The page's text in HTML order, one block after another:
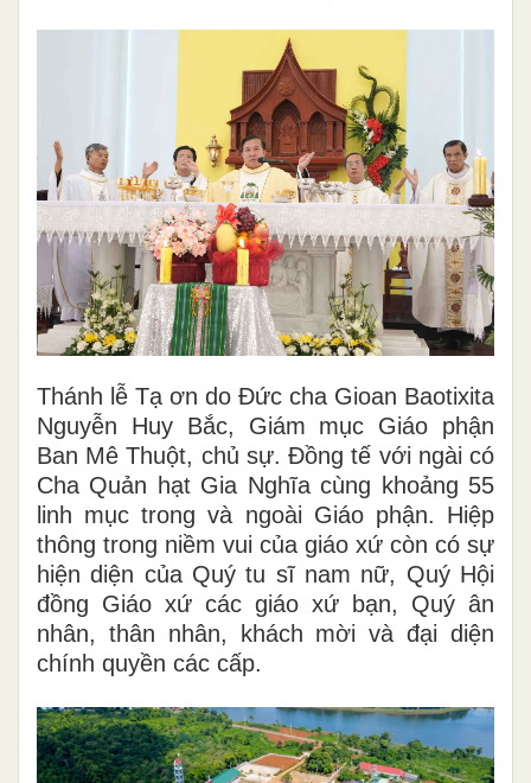
Thánh lễ Tạ ơn do Đức cha Gioan Baotixita
Nguyễn Huy Bắc, Giám mục Giáo phận
Ban Mê Thuột, chủ sự. Đồng tế với ngài có
Cha Quản hạt Gia Nghĩa cùng khoảng 55
linh mục trong và ngoài Giáo phận. Hiệp
thông trong niềm vui của giáo xứ còn có sự
hiện diện của Quý tu sĩ nam nữ, Quý Hội
đồng Giáo xứ các giáo xứ bạn, Quý ân
nhân, thân nhân, khách mời và đại diện
chính quyền các cấp.